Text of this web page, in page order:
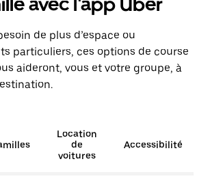
de plus d’espace ou
particuliers, ces options de course
aideront, vous et votre groupe, à
Location
de
voitures
Accessibilité